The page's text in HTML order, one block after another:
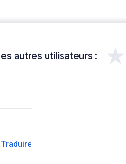
autres utilisateurs :
Traduire